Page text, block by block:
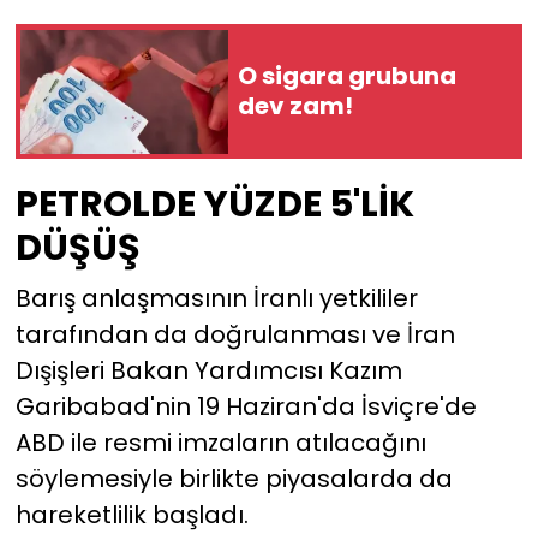
O sigara grubuna
dev zam!
PETROLDE YÜZDE 5'LİK
DÜŞÜŞ
Barış anlaşmasının İranlı yetkililer
tarafından da doğrulanması ve İran
Dışişleri Bakan Yardımcısı Kazım
Garibabad'nin 19 Haziran'da İsviçre'de
ABD ile resmi imzaların atılacağını
söylemesiyle birlikte piyasalarda da
hareketlilik başladı.